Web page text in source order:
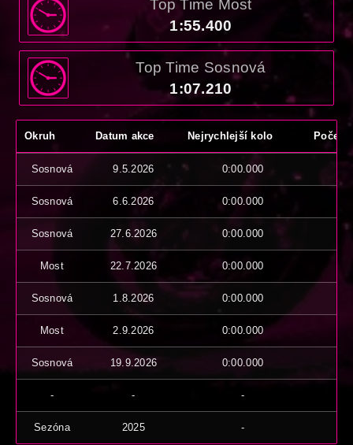
Top Time Most
1:55.400
Top Time Sosnová
1:07.210
Okruh Datum akce Nejrychlejší kolo Počet
Sosnová 9.5.2026 0:00.000
Sosnová 6.6.2026 0:00.000
Sosnová 27.6.2026 0:00.000
Most 22.7.2026 0:00.000
Sosnová 1.8.2026 0:00.000
Most 2.9.2026 0:00.000
Sosnová 19.9.2026 0:00.000
- - -
Sezóna 2025 -